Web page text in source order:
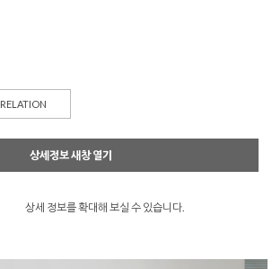
RELATION
상세정보 새창 열기
상세 정보를 확대해 보실 수 있습니다.